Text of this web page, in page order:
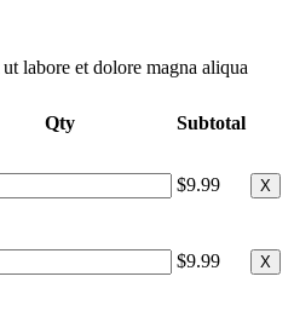
labore et dolore magna aliqua
Qty Subtotal
$9.99 X
$9.99 X